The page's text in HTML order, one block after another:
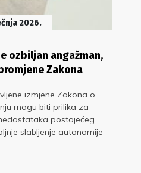
2026.
ozbiljan angažman,
Zakona
izmjene Zakona o
mogu biti prilika za
postojećeg
slabljenje autonomije